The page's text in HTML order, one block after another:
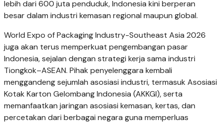
lebih dari 600 juta penduduk, Indonesia kini berperan
besar dalam industri kemasan regional maupun global.
World Expo of Packaging Industry-Southeast Asia 2026
juga akan terus memperkuat pengembangan pasar
Indonesia, sejalan dengan strategi kerja sama industri
Tiongkok–ASEAN. Pihak penyelenggara kembali
menggandeng sejumlah asosiasi industri, termasuk Asosiasi
Kotak Karton Gelombang Indonesia (AKKGI), serta
memanfaatkan jaringan asosiasi kemasan, kertas, dan
percetakan dari berbagai negara guna memperluas